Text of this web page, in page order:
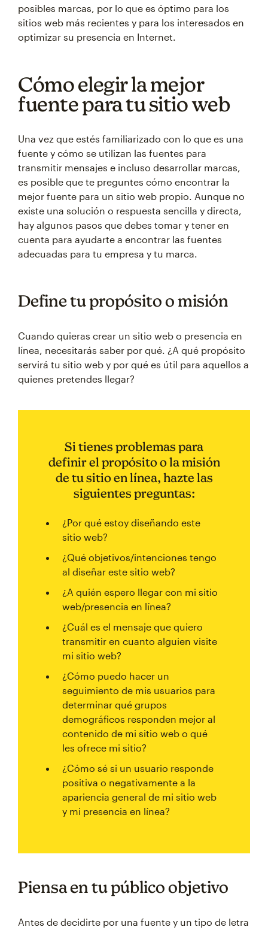
posibles marcas, por lo que es óptimo para los
sitios web más recientes y para los interesados en
optimizar su presencia en Internet.
Cómo elegir la mejor
fuente para tu sitio web
Una vez que estés familiarizado con lo que es una
fuente y cómo se utilizan las fuentes para
transmitir mensajes e incluso desarrollar marcas,
es posible que te preguntes cómo encontrar la
mejor fuente para un sitio web propio. Aunque no
existe una solución o respuesta sencilla y directa,
hay algunos pasos que debes tomar y tener en
cuenta para ayudarte a encontrar las fuentes
adecuadas para tu empresa y tu marca.
Define tu propósito o misión
Cuando quieras crear un sitio web o presencia en
línea, necesitarás saber por qué. ¿A qué propósito
servirá tu sitio web y por qué es útil para aquellos a
quienes pretendes llegar?
Si tienes problemas para
definir el propósito o la misión
de tu sitio en línea, hazte las
siguientes preguntas:
¿Por qué estoy diseñando este
sitio web?
¿Qué objetivos/intenciones tengo
al diseñar este sitio web?
¿A quién espero llegar con mi sitio
web/presencia en línea?
¿Cuál es el mensaje que quiero
transmitir en cuanto alguien visite
mi sitio web?
¿Cómo puedo hacer un
seguimiento de mis usuarios para
determinar qué grupos
demográficos responden mejor al
contenido de mi sitio web o qué
les ofrece mi sitio?
¿Cómo sé si un usuario responde
positiva o negativamente a la
apariencia general de mi sitio web
y mi presencia en línea?
Piensa en tu público objetivo
Antes de decidirte por una fuente y un tipo de letra